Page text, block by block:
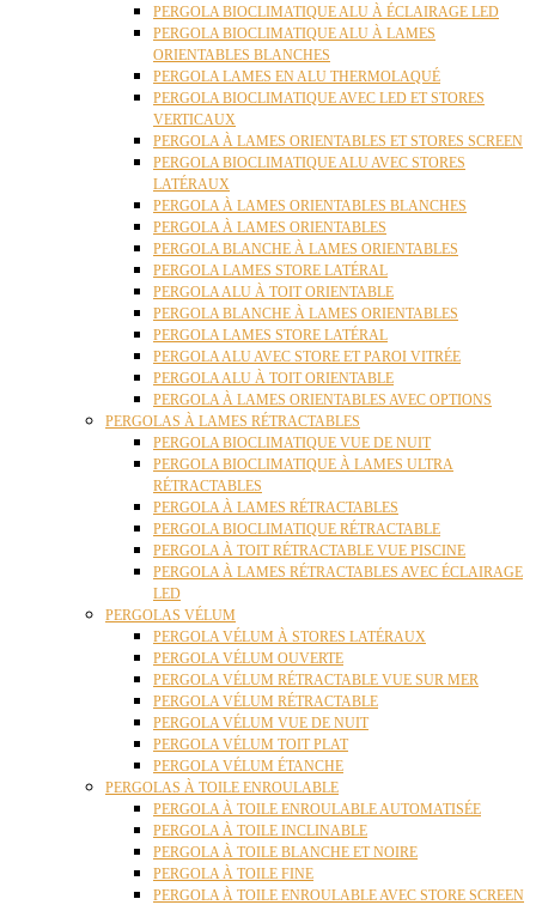
PERGOLA BIOCLIMATIQUE ALU À ÉCLAIRAGE LED
PERGOLA BIOCLIMATIQUE ALU À LAMES
ORIENTABLES BLANCHES
PERGOLA LAMES EN ALU THERMOLAQUÉ
PERGOLA BIOCLIMATIQUE AVEC LED ET STORES
VERTICAUX
PERGOLA À LAMES ORIENTABLES ET STORES SCREEN
PERGOLA BIOCLIMATIQUE ALU AVEC STORES
LATÉRAUX
PERGOLA À LAMES ORIENTABLES BLANCHES
PERGOLA À LAMES ORIENTABLES
PERGOLA BLANCHE À LAMES ORIENTABLES
PERGOLA LAMES STORE LATÉRAL
PERGOLA ALU À TOIT ORIENTABLE
PERGOLA BLANCHE À LAMES ORIENTABLES
PERGOLA LAMES STORE LATÉRAL
PERGOLA ALU AVEC STORE ET PAROI VITRÉE
PERGOLA ALU À TOIT ORIENTABLE
PERGOLA À LAMES ORIENTABLES AVEC OPTIONS
PERGOLAS À LAMES RÉTRACTABLES
PERGOLA BIOCLIMATIQUE VUE DE NUIT
PERGOLA BIOCLIMATIQUE À LAMES ULTRA
RÉTRACTABLES
PERGOLA À LAMES RÉTRACTABLES
PERGOLA BIOCLIMATIQUE RÉTRACTABLE
PERGOLA À TOIT RÉTRACTABLE VUE PISCINE
PERGOLA À LAMES RÉTRACTABLES AVEC ÉCLAIRAGE
LED
PERGOLAS VÉLUM
PERGOLA VÉLUM À STORES LATÉRAUX
PERGOLA VÉLUM OUVERTE
PERGOLA VÉLUM RÉTRACTABLE VUE SUR MER
PERGOLA VÉLUM RÉTRACTABLE
PERGOLA VÉLUM VUE DE NUIT
PERGOLA VÉLUM TOIT PLAT
PERGOLA VÉLUM ÉTANCHE
PERGOLAS À TOILE ENROULABLE
PERGOLA À TOILE ENROULABLE AUTOMATISÉE
PERGOLA À TOILE INCLINABLE
PERGOLA À TOILE BLANCHE ET NOIRE
PERGOLA À TOILE FINE
PERGOLA À TOILE ENROULABLE AVEC STORE SCREEN